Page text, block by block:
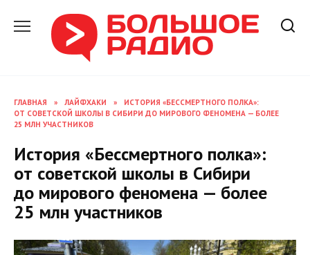
содержанию
ГЛАВНАЯ » ЛАЙФХАКИ »
ИСТОРИЯ «БЕССМЕРТНОГО ПОЛКА»:
ОТ СОВЕТСКОЙ ШКОЛЫ В СИБИРИ ДО МИРОВОГО ФЕНОМЕНА — БОЛЕЕ
25 МЛН УЧАСТНИКОВ
История «Бессмертного полка»:
от советской школы в Сибири
до мирового феномена — более
25 млн участников